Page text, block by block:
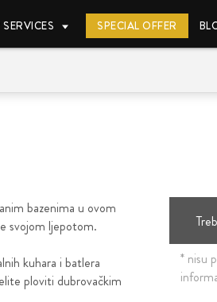
SPECIAL OFFER
bazenima u ovom
svojom ljepotom.
kuhara i batlera
ploviti dubrovačkim
* nisu